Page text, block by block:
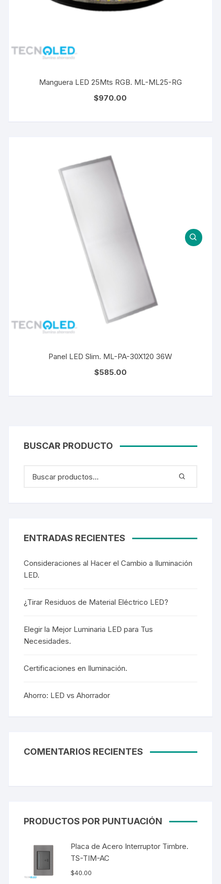
Manguera LED 25Mts RGB. ML-ML25-RG
$970.00
Panel LED Slim. ML-PA-30X120 36W
$585.00
BUSCAR PRODUCTO
ENTRADAS RECIENTES
Consideraciones al Hacer el Cambio a Iluminación
LED.
¿Tirar Residuos de Material Eléctrico LED?
Elegir la Mejor Luminaria LED para Tus
Necesidades.
Certificaciones en Iluminación.
Ahorro: LED vs Ahorrador
COMENTARIOS RECIENTES
PRODUCTOS POR PUNTUACIÓN
Placa de Acero Interruptor Timbre.
TS-TIM-AC
$40.00